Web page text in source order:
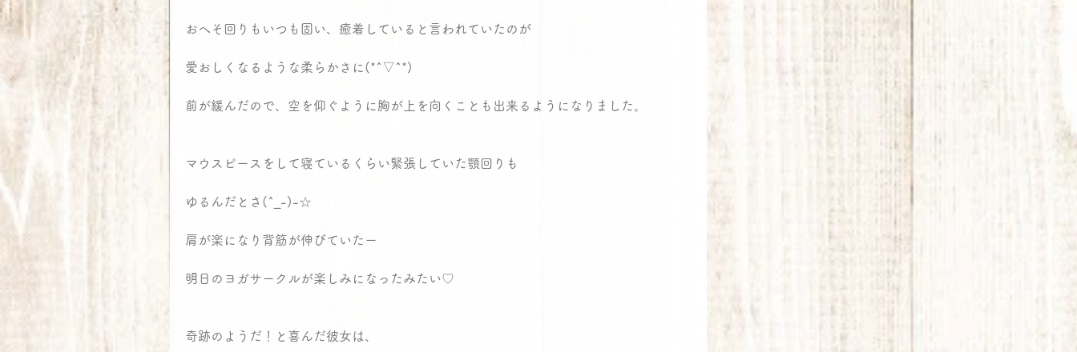
おへそ回りもいつも固い、癒着していると言われていたのが
愛おしくなるような柔らかさに(*^▽^*)
前が緩んだので、空を仰ぐように胸が上を向くことも出来るようになりました。
マウスピースをして寝ているくらい緊張していた顎回りも
ゆるんだとさ(^_-)-☆
肩が楽になり背筋が伸びていたー
明日のヨガサークルが楽しみになったみたい♡
奇跡のようだ！と喜んだ彼女は、